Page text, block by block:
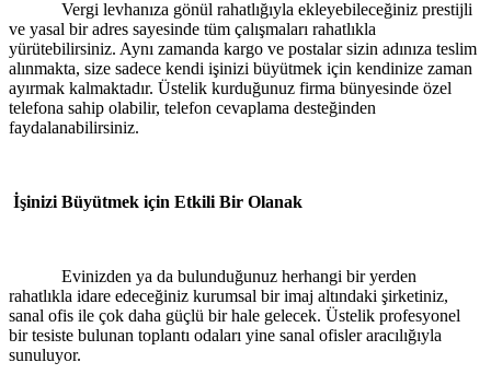
Vergi levhanıza gönül rahatlığıyla ekleyebileceğiniz prestijli
ve yasal bir adres sayesinde tüm çalışmaları rahatlıkla
yürütebilirsiniz. Aynı zamanda kargo ve postalar sizin adınıza teslim
alınmakta, size sadece kendi işinizi büyütmek için kendinize zaman
ayırmak kalmaktadır. Üstelik kurduğunuz firma bünyesinde özel
telefona sahip olabilir, telefon cevaplama desteğinden
faydalanabilirsiniz.
İşinizi Büyütmek için Etkili Bir Olanak
Evinizden ya da bulunduğunuz herhangi bir yerden
rahatlıkla idare edeceğiniz kurumsal bir imaj altındaki şirketiniz,
sanal ofis ile çok daha güçlü bir hale gelecek. Üstelik profesyonel
bir tesiste bulunan toplantı odaları yine sanal ofisler aracılığıyla
sunuluyor.